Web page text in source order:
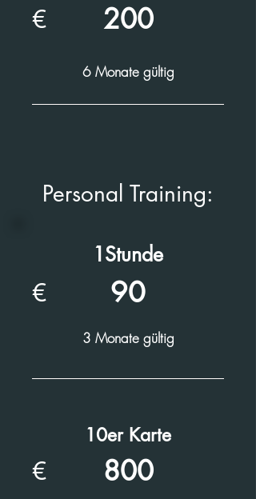
€ 200
6 Monate gültig
Personal Training:
1Stunde
€ 90
3 Monate gültig
10er Karte
€ 800